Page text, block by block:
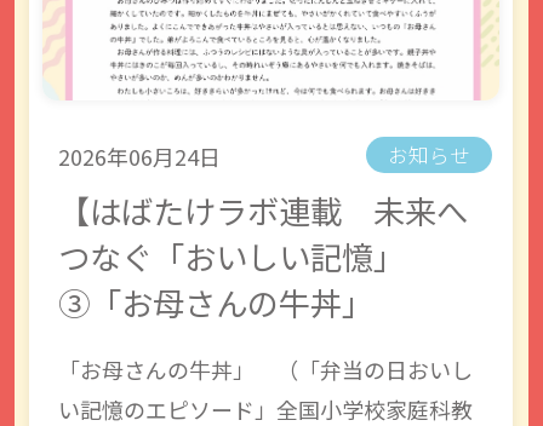
2026年06月24日 お知らせ
【はばたけラボ連載 未来へ
つなぐ「おいしい記憶」
③「お母さんの牛丼」
「お母さんの牛丼」 （「弁当の日おいし
い記憶のエピソード」全国小学校家庭科教